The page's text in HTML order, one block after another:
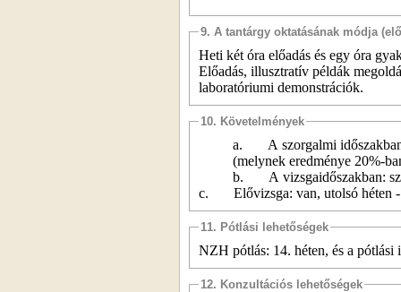
9. A tantárgy oktatásának módja
Heti két óra előadás és egy óra
Előadás, illusztratív példák
laboratóriumi demonstrációk.
10. Követelmények
a.
A szorgalmi
(melynek eredménye 20%-
b.
A vizsgaidőszakban:
c.
Elővizsga: van, utolsó héten
11. Pótlási lehetőségek
NZH pótlás: 14. héten, és a pótlási
12. Konzultációs lehetőségek